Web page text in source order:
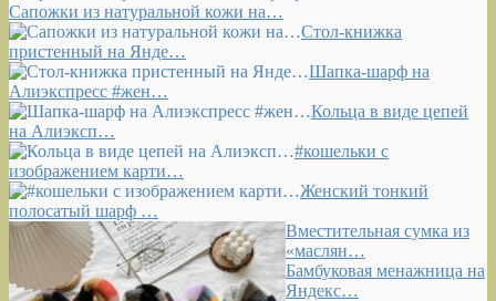
Сапожки из натуральной кожи на…
Стол-книжка
пристенный на Янде…
Шапка-шарф на
Алиэкспресс #жен…
Кольца в виде цепей
на Алиэксп…
#кошельки с
изображением карти…
Женский тонкий
полосатый шарф …
Вместительная сумка из
«маслян…
Бамбуковая менажница на
Яндекс…